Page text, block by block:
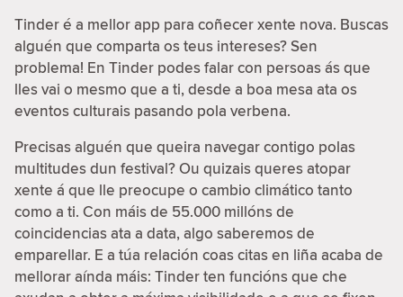
Tinder é a mellor app para coñecer xente nova. Buscas
alguén que comparta os teus intereses? Sen
problema! En Tinder podes falar con persoas ás que
lles vai o mesmo que a ti, desde a boa mesa ata os
eventos culturais pasando pola verbena.
Precisas alguén que queira navegar contigo polas
multitudes dun festival? Ou quizais queres atopar
xente á que lle preocupe o cambio climático tanto
como a ti. Con máis de 55.000 millóns de
coincidencias ata a data, algo saberemos de
emparellar. E a túa relación coas citas en liña acaba de
mellorar aínda máis: Tinder ten funcións que che